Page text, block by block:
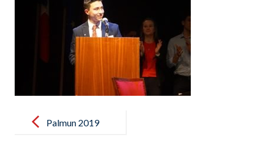
navigationPalmun 2019